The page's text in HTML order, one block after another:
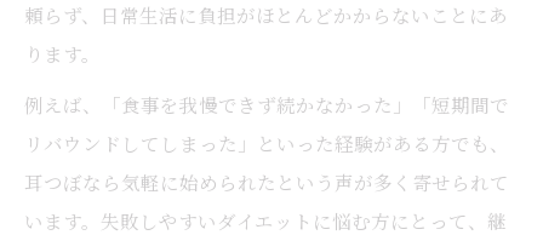
頼らず、日常生活に負担がほとんどかからないことにあ
ります。
例えば、「食事を我慢できず続かなかった」「短期間で
リバウンドしてしまった」といった経験がある方でも、
耳つぼなら気軽に始められたという声が多く寄せられて
います。失敗しやすいダイエットに悩む方にとって、継